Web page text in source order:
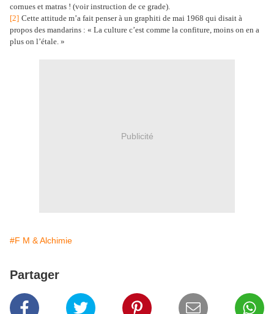
cornues et matras ! (voir instruction de ce grade).
[2] Cette attitude m’a fait penser à un graphiti de mai 1968 qui disait à
propos des mandarins : « La culture c’est comme la confiture, moins on en a
plus on l’étale. »
Publicité
#F M & Alchimie
Partager